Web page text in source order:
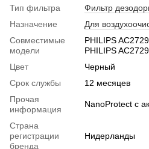
Тип фильтра
Фильтр
Назначение
Для
Совместимые
модели
PHILIPS
PHILIPS
Цвет
Черный
Срок службы
12 месяцев
Прочая
информация
NanoProtect с
Страна
регистрации
бренда
Нидерланды